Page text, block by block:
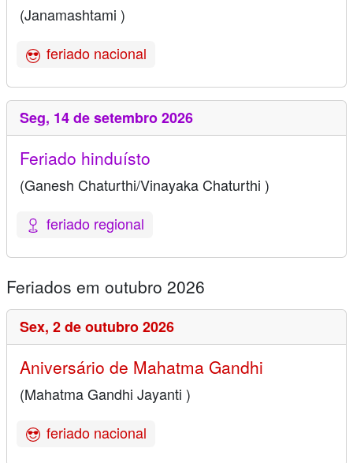
(Janamashtami )
feriado nacional
Seg, 14 de setembro 2026
Feriado hinduísto
(Ganesh Chaturthi/Vinayaka Chaturthi )
feriado regional
Feriados em outubro 2026
Sex, 2 de outubro 2026
Aniversário de Mahatma Gandhi
(Mahatma Gandhi Jayanti )
feriado nacional